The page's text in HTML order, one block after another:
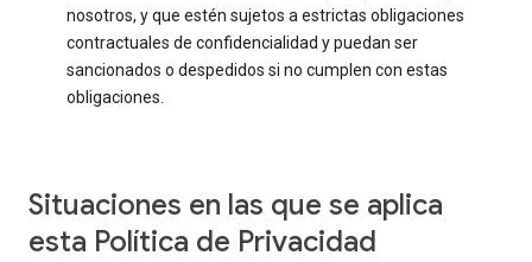
nosotros, y que estén sujetos a estrictas obligaciones
contractuales de confidencialidad y puedan ser
sancionados o despedidos si no cumplen con estas
obligaciones.
Situaciones en las que se aplica
esta Política de Privacidad